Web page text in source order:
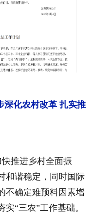
深化农村改革 扎实推
推进乡村全面振
和谐稳定，同时国际
不确定难预料因素增
“三农”工作基础。